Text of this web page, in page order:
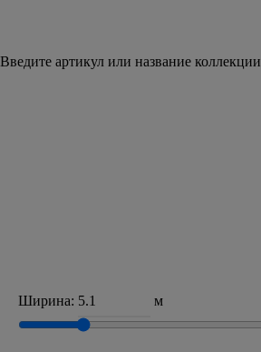
Введите артикул или название коллекции
Ширина: м